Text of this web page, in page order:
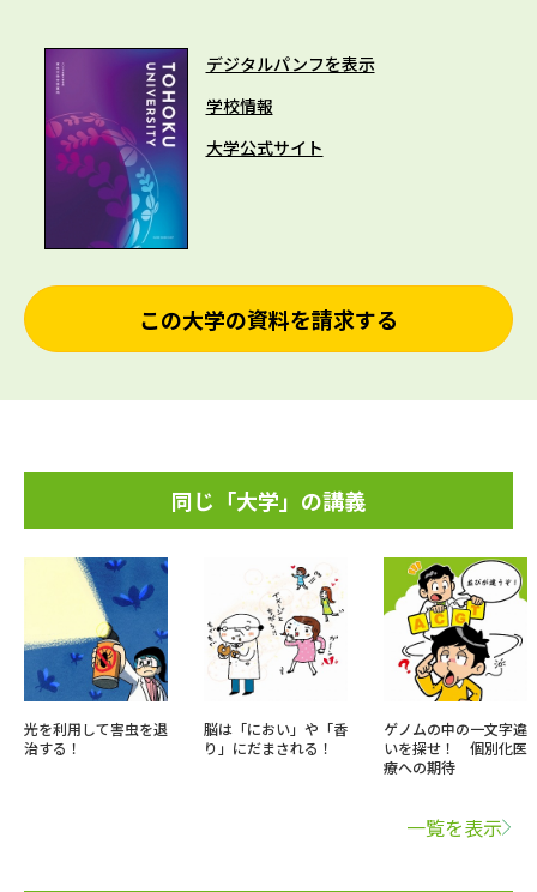
デジタルパンフを表示
学校情報
大学公式サイト
この大学の資料を請求する
同じ「大学」の講義
光を利用して害虫を退
治する！
脳は「におい」や「香
り」にだまされる！
ゲノムの中の一文字違
いを探せ！ 個別化医
療への期待
一覧を表示